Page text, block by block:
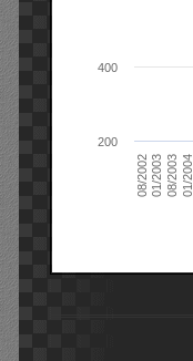
08/200201/200308/200301/2004
200
400